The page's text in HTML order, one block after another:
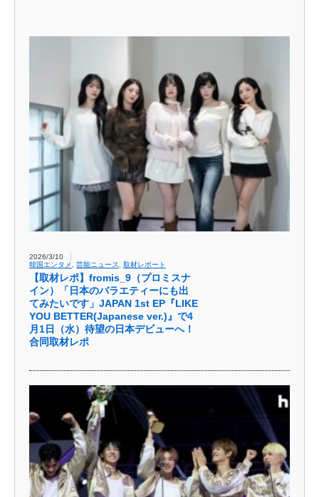
2026/3/10
韓国エンタメ
芸能ニュース 取材レポート
【取材レポ】fromis_9（プロミスナ
イン）「日本のバラエティーにも出
てみたいです」JAPAN 1st EP『LIKE
YOU BETTER(Japanese ver.)』で4
月1日（水）待望の日本デビューへ！
合同取材レポ